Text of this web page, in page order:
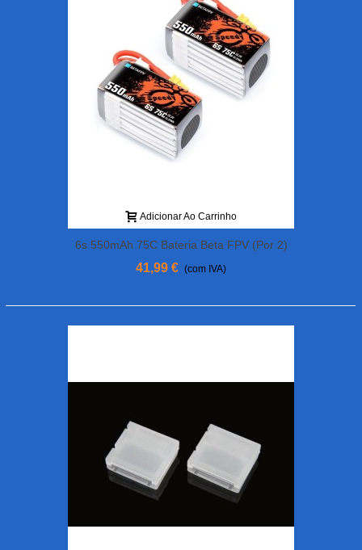
Adicionar Ao Carrinho
6s 550mAh 75C Bateria Beta FPV (por 2)
41,99 € (com IVA)